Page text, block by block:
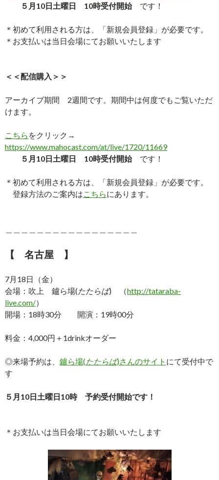
５月10日土曜日 10時受付開始です！
＊初めて利用される方は、「新規会員登録」が必要です。
＊お支払いは当日会場にてお願いいたします
＜＜配信購入＞＞
アーカイブ期間 2週間です。期間中は何度でもご覧いただ
けます。
こちら をクリック→
https://www.mahocast.com/at/live/1720/11669
５月10日土曜日 10時受付開始です！
＊初めて利用される方は、「新規会員登録」が必要です。
登録方法のご案内は こちらにあります。
【 名古屋 】
7月18日（金）
会場：吹上 鑪ら場( たたらば) （http://tataraba-
live.com/）
開場：18時30分 開演：19時00分
料金：4,000円＋1drinkオーダー
◎来場予約は、 鑪ら場( たたらば)さんのサイト にて受付中で
す
５月10日土曜日10時 予約受付開始です！
＊お支払いは当日会場にてお願いいたします